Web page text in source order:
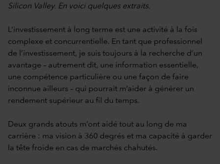
Silicon Valley. En voici quelques extraits.
L’investissement à long terme est une activité à la fois
complexe et concurrentielle. En tant que professionnel
de l’investissement, je suis toujours à la recherche d’un
avantage – autrement dit, une information essentielle,
une compétence particulière ou une façon de faire
inconnue ailleurs – qui pourrait m’aider à générer un
rendement supérieur au fil du temps.
Deux grands atouts m’ont aidé tout au long de ma
carrière : ma vision à 360 degrés et ma capacité à garder
la tête froide en cas de marchés chahutés.